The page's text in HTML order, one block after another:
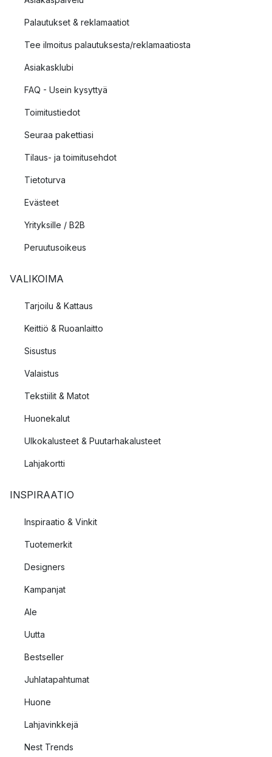
Palautukset & reklamaatiot
Tee ilmoitus palautuksesta/reklamaatiosta
Asiakasklubi
FAQ - Usein kysyttyä
Toimitustiedot
Seuraa pakettiasi
Tilaus- ja toimitusehdot
Tietoturva
Evästeet
Yrityksille / B2B
Peruutusoikeus
VALIKOIMA
Tarjoilu & Kattaus
Keittiö & Ruoanlaitto
Sisustus
Valaistus
Tekstiilit & Matot
Huonekalut
Ulkokalusteet & Puutarhakalusteet
Lahjakortti
INSPIRAATIO
Inspiraatio & Vinkit
Tuotemerkit
Designers
Kampanjat
Ale
Uutta
Bestseller
Juhlatapahtumat
Huone
Lahjavinkkejä
Nest Trends